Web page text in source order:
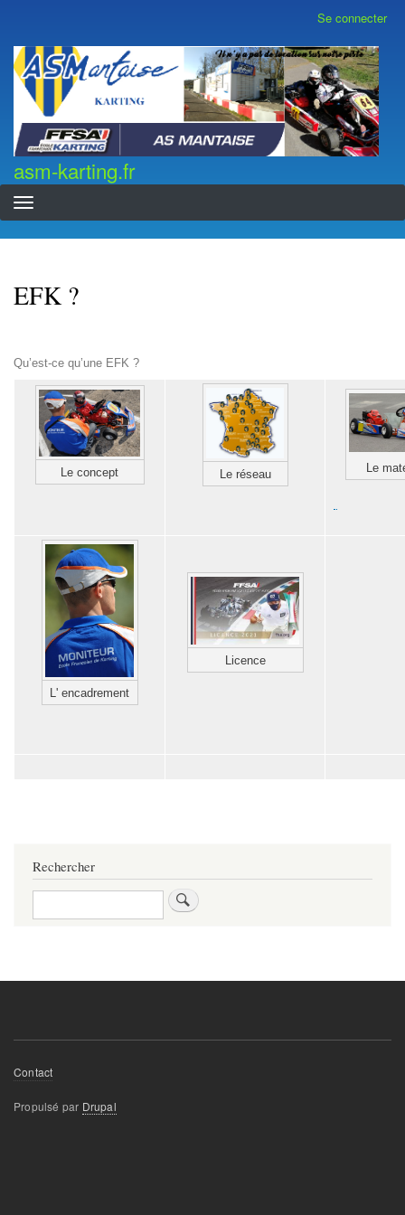
contenu
principal
compte
de
l'utilisateur
Se connecter
asm-karting.fr
asm-karting.fr
EFK ?
Qu’est-ce qu’une EFK ?
Le concept Le réseau Le
L' encadrement
Licence
Rechercher
Rechercher
Footer
menu
Contact
Propulsé par Drupal